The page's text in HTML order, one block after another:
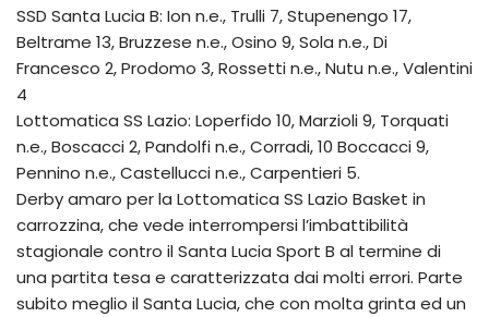
SSD Santa Lucia B: Ion n.e., Trulli 7, Stupenengo 17,
Beltrame 13, Bruzzese n.e., Osino 9, Sola n.e., Di
Francesco 2, Prodomo 3, Rossetti n.e., Nutu n.e., Valentini
4
Lottomatica SS Lazio: Loperfido 10, Marzioli 9, Torquati
n.e., Boscacci 2, Pandolfi n.e., Corradi, 10 Boccacci 9,
Pennino n.e., Castellucci n.e., Carpentieri 5.
Derby amaro per la Lottomatica SS Lazio Basket in
carrozzina, che vede interrompersi l’imbattibilità
stagionale contro il Santa Lucia Sport B al termine di
una partita tesa e caratterizzata dai molti errori. Parte
subito meglio il Santa Lucia, che con molta grinta ed un